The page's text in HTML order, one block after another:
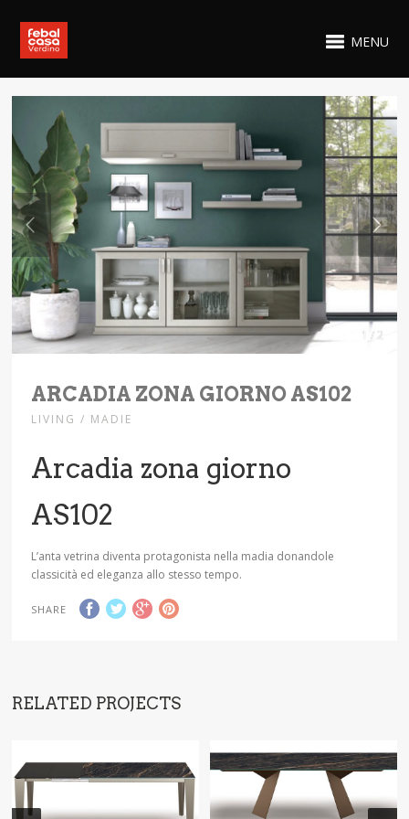
MENU
1 / 2
ARCADIA ZONA GIORNO AS102
LIVING / MADIE
Arcadia zona giorno
AS102
L’anta vetrina diventa protagonista nella madia donandole
classicità ed eleganza allo stesso tempo.
SHARE
RELATED PROJECTS